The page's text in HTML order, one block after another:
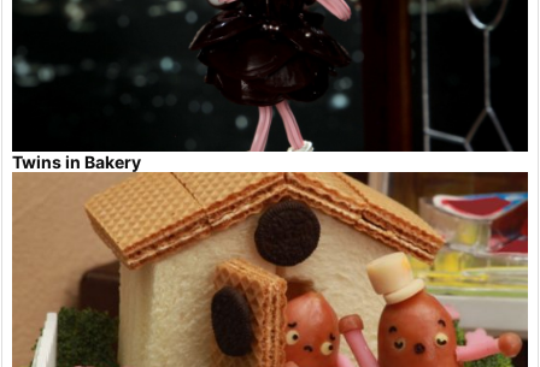
Twins in Bakery